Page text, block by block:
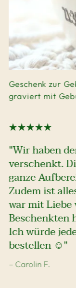
"Wir haben
verschenkt.
ganze
Zudem ist
war mit Liebe
Beschenkten
Ich würde
bestellen ☺️"
– Carolin F.
Geschenk zur
graviert mit